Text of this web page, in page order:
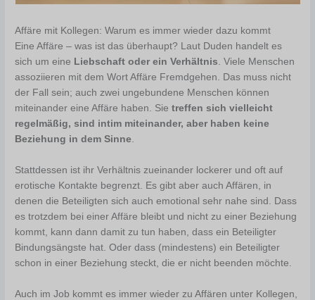
Affäre mit Kollegen: Warum es immer wieder dazu kommt
Eine Affäre – was ist das überhaupt? Laut Duden handelt es
sich um eine Liebschaft oder ein Verhältnis . Viele Menschen
assoziieren mit dem Wort Affäre Fremdgehen. Das muss nicht
der Fall sein; auch zwei ungebundene Menschen können
miteinander eine Affäre haben. Sietreffen sich vielleicht
regelmäßig, sind intim miteinander, aber haben keine
Beziehung in dem Sinne
Stattdessen ist ihr Verhältnis zueinander lockerer und oft auf
erotische Kontakte begrenzt. Es gibt aber auch Affären, in
denen die Beteiligten sich auch emotional sehr nahe sind. Dass
es trotzdem bei einer Affäre bleibt und nicht zu einer Beziehung
kommt, kann dann damit zu tun haben, dass ein Beteiligter
Bindungsängste hat. Oder dass (mindestens) ein Beteiligter
schon in einer Beziehung steckt, die er nicht beenden möchte.
Auch im Job kommt es immer wieder zu Affären unter Kollegen,